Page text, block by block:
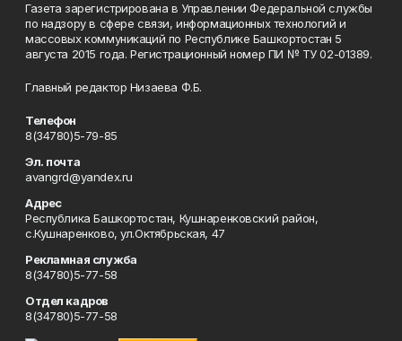
Газета зарегистрирована в Управлении Федеральной службы
по надзору в сфере связи, информационных технологий и
массовых коммуникаций по Республике Башкортостан 5
августа 2015 года. Регистрационный номер ПИ № ТУ 02-01389.
Главный редактор Низаева Ф.Б.
Телефон
8(34780)5-79-85
Эл. почта
avangrd@yandex.ru
Адрес
Республика Башкортостан, Кушнаренковский район,
с.Кушнаренково, ул.Октябрьская, 47
Рекламная служба
8(34780)5-77-58
Отдел кадров
8(34780)5-77-58